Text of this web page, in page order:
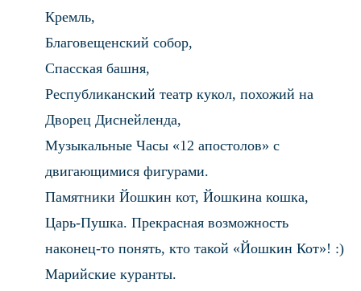
Кремль,
Благовещенский собор,
Спасская башня,
Республиканский театр кукол, похожий на
Дворец Диснейленда,
Музыкальные Часы «12 апостолов» с
двигающимися фигурами.
Памятники Йошкин кот, Йошкина кошка,
Царь-Пушка. Прекрасная возможность
наконец-то понять, кто такой «Йошкин Кот»! :)
Марийские куранты.